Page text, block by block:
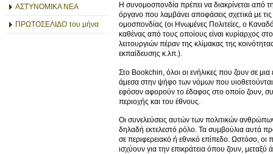
ΑΣΤΥΝΟΜΙΚΑ ΝΕΑ
ΠΡΩΤΟΣΕΛΙΔΟ του μήνα
Η συνομοσπονδία πρέπει να διακρίνεται από
όργανο που λαμβάνει αποφάσεις σχετικά με τις
ομοσπονδίας (οι Ηνωμένες Πολιτείες, ο
καθένας από τους οποίους είναι κυρίαρχος
λειτουργιών πέραν της κλίμακας της
εκπαίδευσης κ.λπ.).
Στο Bookchin, όλοι οι ενήλικες που ζουν σε
άμεσα στην ψήφο των νόμων που
εφόσον αφορούν το έδαφος στο οποίο ζουν,
περιοχής και του έθνους.
Οι συνελεύσεις αυτών των πολιτικών
δηλαδή εκτελεστό ρόλο. Τα συμβούλια αυτά
σε περιφερειακό ή εθνικό επίπεδο. Ωστόσο,
ισχύουν για την επικράτεια όπου ζουν,